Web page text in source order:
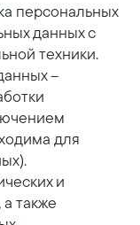
персональных
данных с
техники.
–
для
и
также